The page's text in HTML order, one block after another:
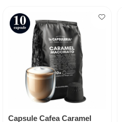
Capsule Cafea Caramel